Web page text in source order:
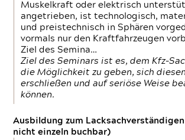
Muskelkraft oder elektrisch
angetrieben, ist technologisch,
und preistechnisch in Sphären
vormals nur den Kraftfahrzeugen
Ziel des Semina…
Ziel des Seminars ist es, dem Kfz-
die Möglichkeit zu geben, sich
erschließen und auf seriöse Weise
können.
Ausbildung zum Lacksachverständigen
nicht einzeln buchbar)